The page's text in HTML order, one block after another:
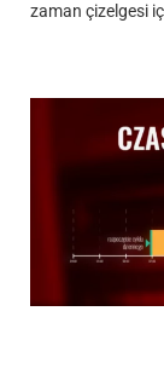
zaman çizelgesi